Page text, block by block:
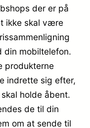
der er på
ikke skal være
din mobiltelefon.
produkterne
indrette sig efter,
holde åbent.
de til din
om at sende til